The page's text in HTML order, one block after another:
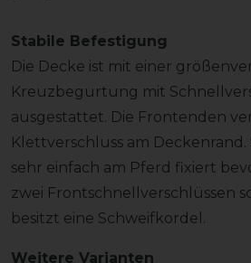
Stabile Befestigung
Die Decke ist mit einer
Kreuzbegurtung mit
ausgestattet. Die Frontenden
Klettverschluss am Deckenrand.
sehr einfach am Pferd fixiert
zwei Frontschnellverschlüssen
besitzt eine Schweifkordel.
Weitere Varianten